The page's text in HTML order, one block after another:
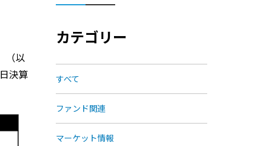
（以
決算
カテゴリー
すべて
ファンド関連
マーケット情報